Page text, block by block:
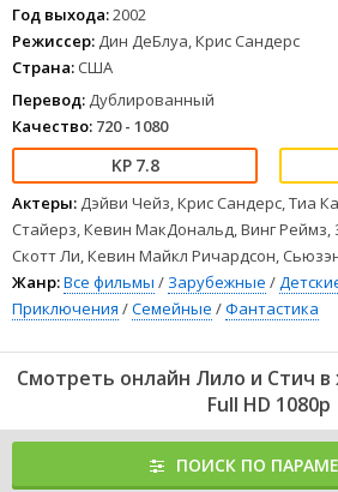
идеальным убежищем – ведь его
происходит неожиданное – Стич
становятся друзьями и вместе
потрясающих приключений...
12 34 5 67 8
Год выхода:2002
Режиссер: Дин ДеБлуа, Крис Сандерс
Страна: США
Перевод: Дублированный
Качество: 720 - 1080
7.8
Актеры: Дэйви Чейз, Крис Сандерс, Тиа
Стайерз, Кевин МакДональд, Винг Реймз,
Скотт Ли, Кевин Майкл Ричардсон,
Жанр:Все фильмы / Зарубежные /
Приключения /Семейные /Фантастика
Смотреть онлайн Лило и Стич
Full HD 1080p
ПОИСК ПО